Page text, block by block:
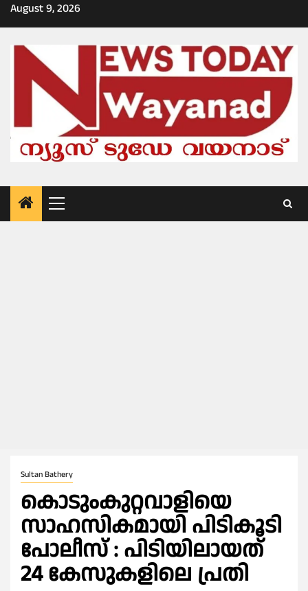
Skip
to
August 9, 2026
Primary
Menu
Sultan Bathery
കൊടുംകുറ്റവാളിയെ
സാഹസികമായി പിടികൂടി
പോലീസ് : പിടിയിലായത്
24 കേസുകളിലെ പ്രതി